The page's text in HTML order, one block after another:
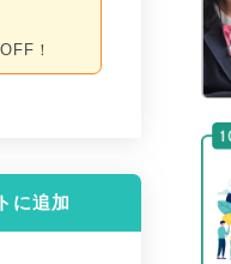
！
に追加